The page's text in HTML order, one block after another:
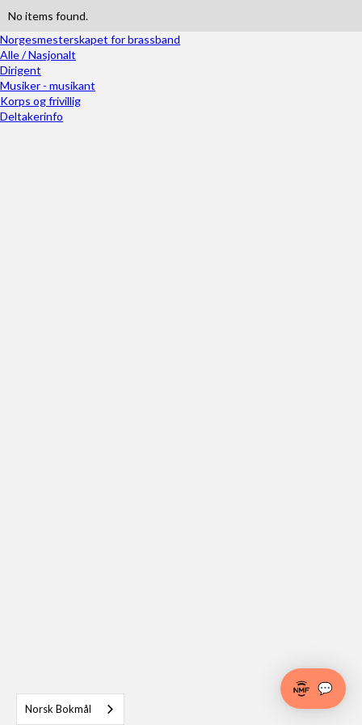
No items found.
Norgesmesterskapet for brassband
Alle / Nasjonalt
Dirigent
Musiker - musikant
Korps og frivillig
Deltakerinfo
Norsk Bokmål
💬